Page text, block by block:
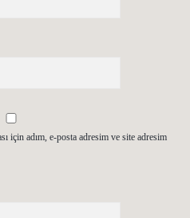
için adım, e-posta adresim ve site adresim